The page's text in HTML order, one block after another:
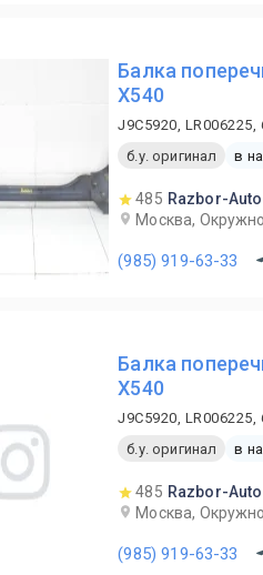
Балка
X540
J9C5920, LR006225,
б.у. оригинал
в
485 Razbor-
Москва,
(985) 919-63-33
Балка
X540
J9C5920, LR006225,
б.у. оригинал
в
485 Razbor-
Москва,
(985) 919-63-33